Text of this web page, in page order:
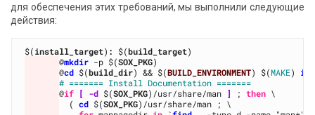
для обеспечения этих требований, мы выполнили следующие
действия:
$(install_target) : $(build_target
@mkdir -p $(SOX_PKG
@cd $(build_dir) && $(BUILD_ENVIRONMENT) $(MAKE)
# ======= Install Documentation =======
@if [ -d $(SOX_PKG)/usr/share/man ] ; then
  (
cd $(SOX_PKG